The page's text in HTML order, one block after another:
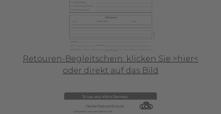
Retouren-Begleitschein: klicken Sie >hier<
oder direkt auf das Bild